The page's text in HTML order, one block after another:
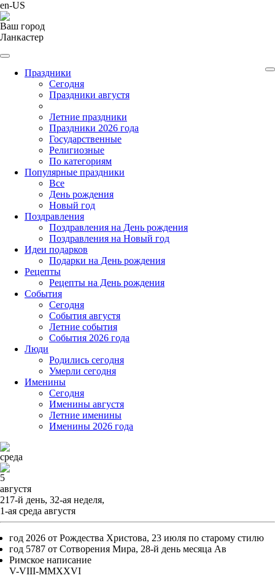
en-US
Ваш город
Ланкастер
Праздники
Cегодня
Праздники августя
Летние праздники
Праздники 2026 года
Государственные
Религиозные
По категориям
Популярные праздники
Все
День рождения
Новый год
Поздравления
Поздравления на День рождения
Поздравления на Новый год
Идеи подарков
Подарки на День рождения
Рецепты
Рецепты на День рождения
События
Cегодня
События августя
Летние события
События 2026 года
Люди
Родились сегодня
Умерли сегодня
Именины
Cегодня
Именины августя
Летние именины
Именины 2026 года
среда
5
августя
217-й день, 32-ая неделя,
1-ая среда августя
год 2026 от Рождества Христова, 23 июля по старому стилю
год 5787 от Сотворения Мира, 28-й день месяца Ав
Римское написание
V-VIII-MMXXVI